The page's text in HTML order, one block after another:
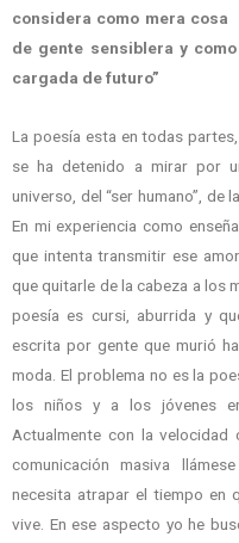
considera como mera cosa
de gente sensiblera y
cargada de futuro”
La poesía esta en todas
se ha detenido a mirar por
universo, del “ser humano”, de
En mi experiencia como
que intenta transmitir ese
que quitarle de la cabeza a los
poesía es cursi, aburrida y
escrita por gente que murió
moda. El problema no es la
los niños y a los jóvenes
Actualmente con la
comunicación masiva
necesita atrapar el tiempo en
vive. En ese aspecto yo he